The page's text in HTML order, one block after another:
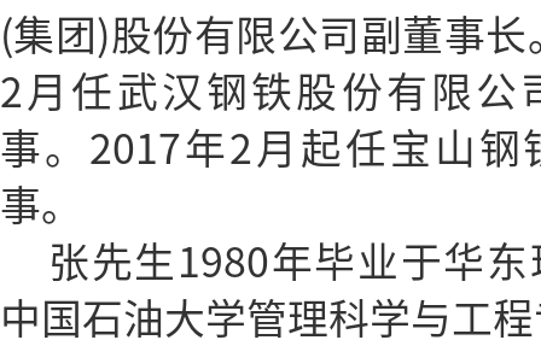
(集团)股份有限公司副董事
2月任武汉钢铁股份有限公
事。2017年2月起任宝山
事。
张先生1980年毕业于华
中国石油大学管理科学与工